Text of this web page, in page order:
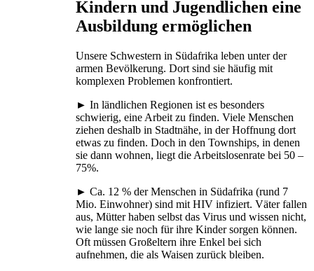
Kindern und Jugendlichen eine
Ausbildung ermöglichen
Unsere Schwestern in Südafrika leben unter der
armen Bevölkerung. Dort sind sie häufig mit
komplexen Problemen konfrontiert.
► In ländlichen Regionen ist es besonders
schwierig, eine Arbeit zu finden. Viele Menschen
ziehen deshalb in Stadtnähe, in der Hoffnung dort
etwas zu finden. Doch in den Townships, in denen
sie dann wohnen, liegt die Arbeitslosenrate bei 50 –
75%.
► Ca. 12 % der Menschen in Südafrika (rund 7
Mio. Einwohner) sind mit HIV infiziert. Väter fallen
aus, Mütter haben selbst das Virus und wissen nicht,
wie lange sie noch für ihre Kinder sorgen können.
Oft müssen Großeltern ihre Enkel bei sich
aufnehmen, die als Waisen zurück bleiben.